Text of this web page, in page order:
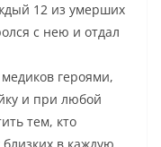
12 из умерших
с нею и отдал
героями,
и при любой
тем, кто